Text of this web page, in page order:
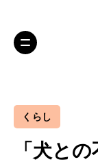
くらし
「犬と